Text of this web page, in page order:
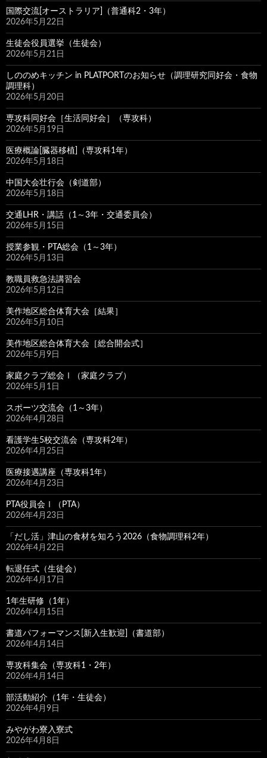
国際交流[オーストラリア]（普通科2・3年）
2026年5月22日
生徒会役員選挙（生徒会）
2026年5月21日
しののめキッチン in PLATPORTのお知らせ（調理研究同好会・食物
調理科）
2026年5月20日
専攻科同好会［生活同好会］（専攻科）
2026年5月19日
医療概論[臓器移植]（専攻科1年）
2026年5月18日
中国大会壮行会（剣道部）
2026年5月18日
交通LHR・講話（1～3年・交通委員会）
2026年5月15日
授業参観・PTA総会（1～3年）
2026年5月13日
教職員救急法講習会
2026年5月12日
美作地区総合体育大会［結果］
2026年5月10日
美作地区総合体育大会［総合開会式］
2026年5月9日
家庭クラブ総会Ⅰ（家庭クラブ）
2026年5月1日
スポーツ交流会（1～3年）
2026年4月28日
看護学生5校交流会（専攻科2年）
2026年4月25日
医療接遇講座（専攻科1年）
2026年4月23日
PTA役員会Ⅰ（PTA）
2026年4月23日
「だし活」津山の食材を知ろう2026（食物調理科2年）
2026年4月22日
転退任式（生徒会）
2026年4月17日
1年生研修（1年）
2026年4月15日
書道パフォーマンス[新入生歓迎]（書道部）
2026年4月14日
専攻科集会（専攻科1・2年）
2026年4月14日
部活動紹介（1年・生徒会）
2026年4月9日
みやがわ寮入寮式
2026年4月8日